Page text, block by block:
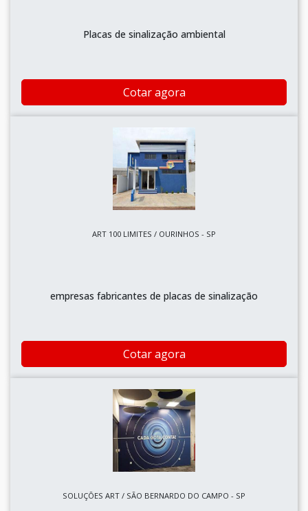
Placas de sinalização ambiental
Cotar agora
ART 100 LIMITES / OURINHOS - SP
empresas fabricantes de placas de sinalização
Cotar agora
SOLUÇÕES ART / SÃO BERNARDO DO CAMPO - SP